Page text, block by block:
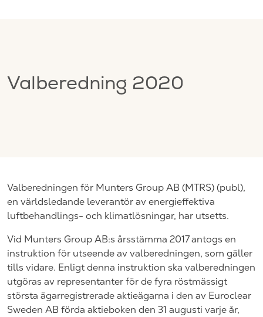
Valberedning 2020
Valberedningen för Munters Group AB (MTRS) (publ),
en världsledande leverantör av energieffektiva
luftbehandlings- och klimatlösningar, har utsetts.
Vid Munters Group AB:s årsstämma 2017 antogs en
instruktion för utseende av valberedningen, som gäller
tills vidare. Enligt denna instruktion ska valberedningen
utgöras av representanter för de fyra röstmässigt
största ägarregistrerade aktieägarna i den av Euroclear
Sweden AB förda aktieboken den 31 augusti varje år,